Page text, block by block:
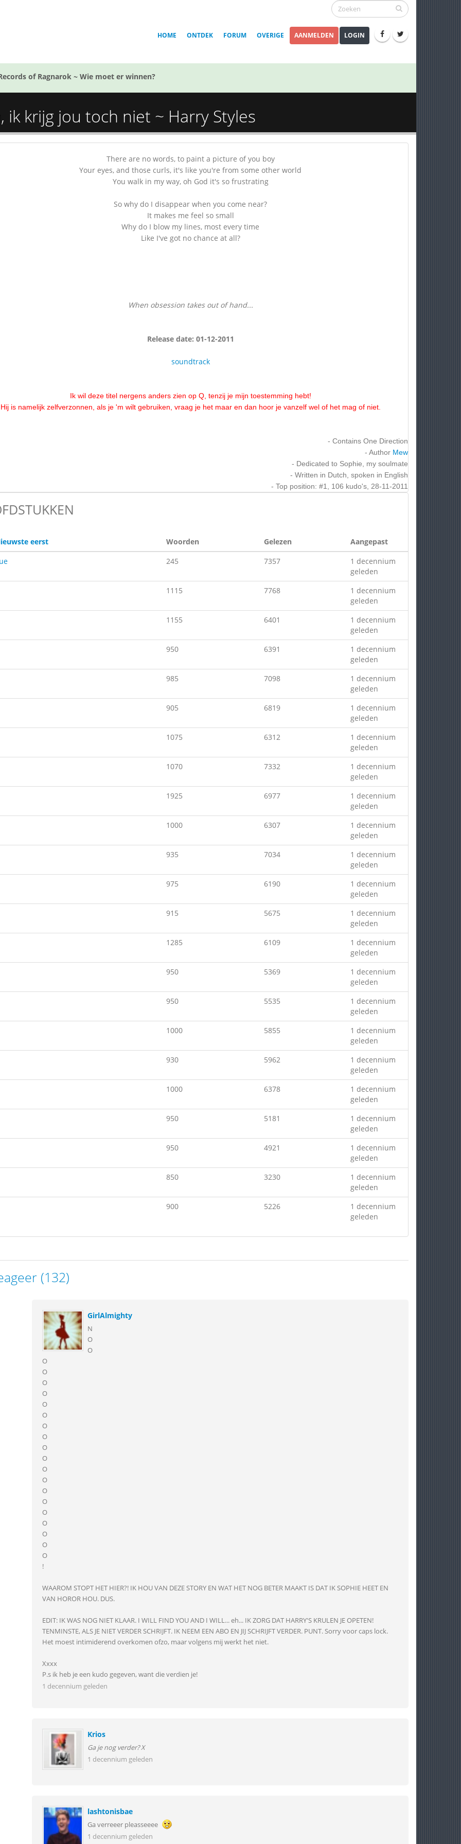
HOME ONTDEK FORUM OVERIGE AANMELDEN LOGIN
of Ragnarok ~ Wie moet er winnen?
ik krijg jou toch niet ~ Harry Styles
There are no words, to paint a picture of you boy
Your eyes, and those curls, it's like you're from some other world
You walk in my way, oh God it's so frustrating
So why do I disappear when you come near?
It makes me feel so small
Why do I blow my lines, most every time
Like I've got no chance at all?
When obsession takes out of hand...
Release date: 01-12-2011
soundtrack
Ik wil deze titel nergens anders zien op Q, tenzij je mijn toestemming hebt!
Hij is namelijk zelfverzonnen, als je 'm wilt gebruiken, vraag je het maar en dan hoor je vanzelf wel of het mag of niet.
- Contains One Direction
- Author Mew
- Dedicated to Sophie, my soulmate
- Written in Dutch, spoken in English
- Top position: #1, 106 kudo's, 28-11-2011
eerst Woorden Gelezen
Aangepast
245 7357
1 decennium
geleden
1115 7768
1 decennium
geleden
1155 6401
1 decennium
geleden
950 6391
1 decennium
geleden
985 7098
1 decennium
geleden
905 6819
1 decennium
geleden
1075 6312
1 decennium
geleden
1070 7332
1 decennium
geleden
1925 6977
1 decennium
geleden
1000 6307
1 decennium
geleden
935 7034
1 decennium
geleden
975 6190
1 decennium
geleden
915 5675
1 decennium
geleden
1285 6109
1 decennium
geleden
950 5369
1 decennium
geleden
950 5535
1 decennium
geleden
1000 5855
1 decennium
geleden
930 5962
1 decennium
geleden
1000 6378
1 decennium
geleden
950 5181
1 decennium
geleden
950 4921
1 decennium
geleden
850 3230
1 decennium
geleden
900 5226
1 decennium
geleden
(132)
GirlAlmighty
N
O
O
O
O
O
O
O
O
O
O
O
O
O
O
O
O
O
O
O
O
O
!
WAAROM STOPT HET HIER?! IK HOU VAN DEZE STORY EN WAT HET NOG BETER MAAKT IS DAT IK SOPHIE HEET EN
VAN HOROR HOU. DUS.
EDIT: IK WAS NOG NIET KLAAR. I WILL FIND YOU AND I WILL... eh... IK ZORG DAT HARRY'S KRULEN JE OPETEN!
TENMINSTE, ALS JE NIET VERDER SCHRIJFT. IK NEEM EEN ABO EN JIJ SCHRIJFT VERDER. PUNT. Sorry voor caps lock.
Het moest intimiderend overkomen ofzo, maar volgens mij werkt het niet.
Xxxx
P.s ik heb je een kudo gegeven, want die verdien je!
1 decennium geleden
Krios
Ga je nog verder? X
1 decennium geleden
lashtonisbae
Ga verreeer pleasseeee
1 decennium geleden